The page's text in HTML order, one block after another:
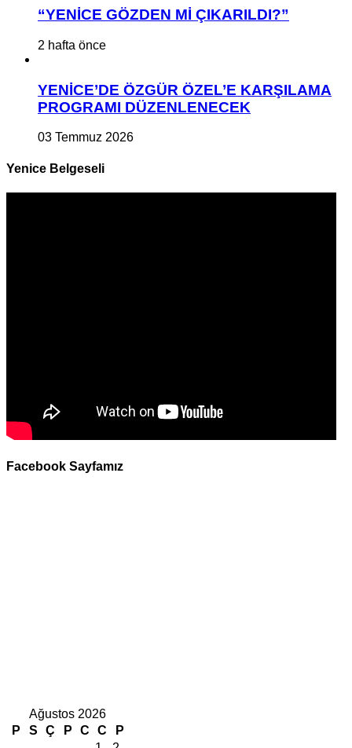
“YENİCE GÖZDEN Mİ ÇIKARILDI?”
2 hafta önce
YENİCE’DE ÖZGÜR ÖZEL’E KARŞILAMA
PROGRAMI DÜZENLENECEK
03 Temmuz 2026
Yenice Belgeseli
Facebook Sayfamız
Ağustos 2026
P
S Ç P C C
P